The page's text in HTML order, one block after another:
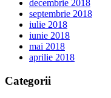
decembrie 2018
septembrie 2018
iulie 2018
iunie 2018
mai 2018
aprilie 2018
Categorii